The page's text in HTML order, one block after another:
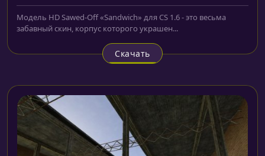
Модель HD Sawed-Off «Sandwich» для CS 1.6 - это весьма
забавный скин, корпус которого украшен...
Скачать